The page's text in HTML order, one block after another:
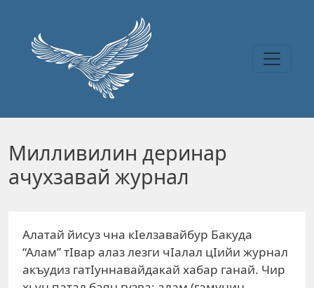
Милливилин деринар
ачухзавай журнал
Алатай йисуз чна кIелзавайбур Бакуда
“Алам” тIвар алаз лезги чIалал цIийи журнал
акъудиз гатIуннавайдакай хабар ганай. Чир